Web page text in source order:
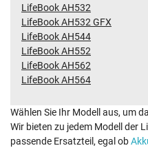
LifeBook AH532
LifeBook AH532 GFX
LifeBook AH544
LifeBook AH552
LifeBook AH562
LifeBook AH564
Wählen Sie Ihr Modell aus, um
Wir bieten zu jedem Modell der
passende Ersatzteil, egal ob